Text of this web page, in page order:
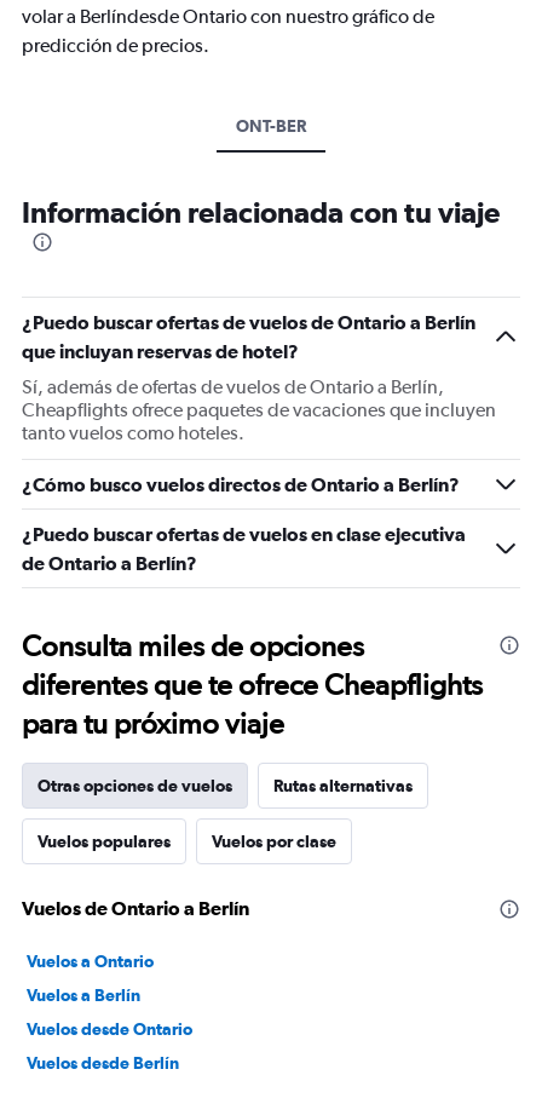
volar a Berlíndesde Ontario con nuestro gráfico de
predicción de precios.
ONT-BER
Información relacionada con tu viaje
¿Puedo buscar ofertas de vuelos de Ontario a Berlín
que incluyan reservas de hotel?
Sí, además de ofertas de vuelos de Ontario a Berlín,
Cheapflights ofrece paquetes de vacaciones que incluyen
tanto vuelos como hoteles.
¿Cómo busco vuelos directos de Ontario a Berlín?
¿Puedo buscar ofertas de vuelos en clase ejecutiva
de Ontario a Berlín?
Consulta miles de opciones
diferentes que te ofrece Cheapflights
para tu próximo viaje
Otras opciones de vuelos Rutas alternativas
Vuelos populares Vuelos por clase
Vuelos de Ontario a Berlín
Vuelos a Ontario
Vuelos a Berlín
Vuelos desde Ontario
Vuelos desde Berlín